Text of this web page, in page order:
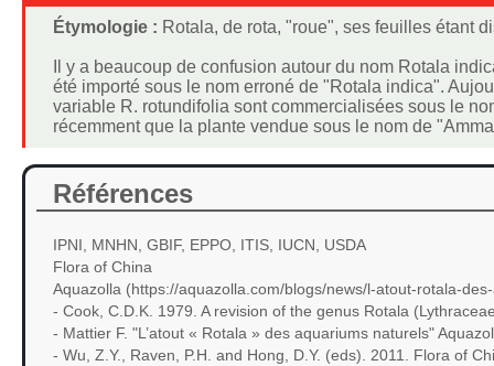
Étymologie : Rotala, de rota, "roue", ses feuilles étant
Il y a beaucoup de confusion autour du nom Rotala
été importé sous le nom erroné de "Rotala indica".
variable R. rotundifolia sont commercialisées sous le
récemment que la plante vendue sous le nom de
Références
IPNI, MNHN, GBIF, EPPO, ITIS, IUCN, USDA
Flora of China
Aquazolla (https://aquazolla.com/blogs/news/l-atout-rotala-
- Cook, C.D.K. 1979. A revision of the genus Rotala
- Mattier F. "L’atout « Rotala » des aquariums naturels"
- Wu, Z.Y., Raven, P.H. and Hong, D.Y. (eds). 2011. Flora of